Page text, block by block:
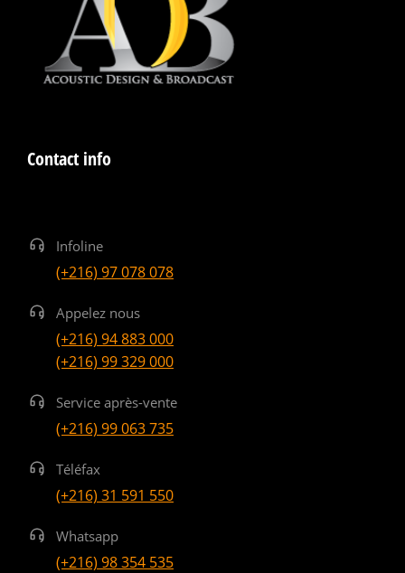
Contact info
Infoline
(+216) 97 078 078
Appelez nous
(+216) 94 883 000
(+216) 99 329 000
Service après-vente
(+216) 99 063 735
Téléfax
(+216) 31 591 550
Whatsapp
(+216) 98 354 535